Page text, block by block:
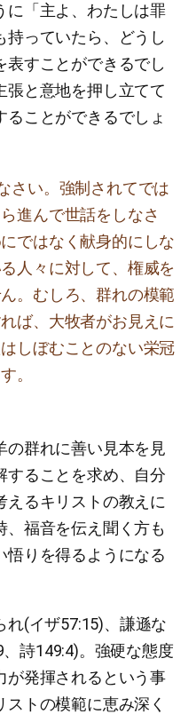
に「主よ、わたしは罪
持っていたら、どうし
表すことができるでし
張と意地を押し立てて
ことができるでしょ
さい。強制されてでは
進んで世話をしなさ
ではなく献身的にしな
人々に対して、権威を
。むしろ、群れの模範
ば、大牧者がお見えに
しぼむことのない栄冠
。
の群れに善い見本を見
することを求め、自分
えるキリストの教えに
、福音を伝え聞く方も
悟りを得るようになる
(イザ57:15)、謙遜な
詩149:4)。強硬な態度
が発揮されるという事
トの模範に恵み深く